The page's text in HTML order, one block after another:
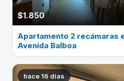
$1.850
Apartamento 2 recámaras
Avenida Balboa
hace 16 dias